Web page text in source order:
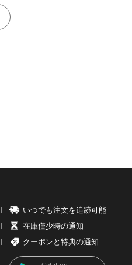
いつでも注文を追跡可能
在庫僅少時の通知
クーポンと特典の通知